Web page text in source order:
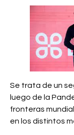
Se trata de un
luego de la
fronteras
en los distintos